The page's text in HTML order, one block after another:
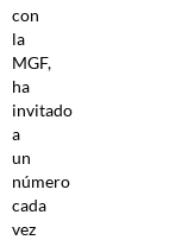
con
la
MGF,
ha
invitado
a
un
número
cada
vez